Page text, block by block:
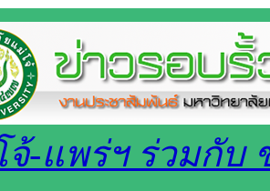
-แพร่ฯ ร่วมกับ